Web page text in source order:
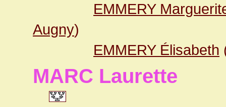
EMMERY
Augny)
EMMERY Élisabeth
MARC Laurette